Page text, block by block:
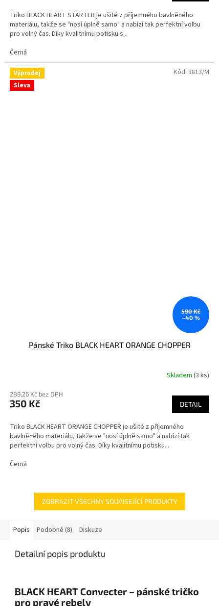
z
5
hvězdiček.
Triko BLACK HEART STARTER je ušité z příjemného bavlněného
materiálu, takže se "nosí úplně samo" a nabízí tak perfektní volbu
pro volný čas. Díky kvalitnímu potisku s...
Černá
Výprodej
Sleva
590 Kč
–40 %
Pánské Triko BLACK HEART ORANGE CHOPPER
Skladem (3 ks)
289,26 Kč bez DPH
350 Kč DETAIL
Triko BLACK HEART ORANGE CHOPPER je ušité z příjemného
bavlněného materiálu, takže se "nosí úplně samo" a nabízí tak
perfektní volbu pro volný čas. Díky kvalitnímu potisku...
Černá
Kód: 8813/M
ZOBRAZIT VŠECHNY SOUVISEJÍCÍ PRODUKTY
Popis Podobné (8) Diskuze
Detailní popis produktu
BLACK HEART Convecter – pánské tričko
pro pravé rebely